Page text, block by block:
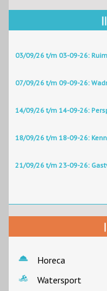
03/09/26 t/m 03-09-26:
07/09/26 t/m 09-09-26:
14/09/26 t/m 14-09-26:
18/09/26 t/m 18-09-26:
21/09/26 t/m 23-09-26:
Horeca
Watersport